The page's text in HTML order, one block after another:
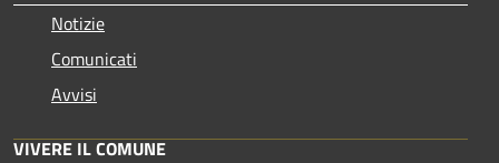
Notizie
Comunicati
Avvisi
VIVERE IL COMUNE